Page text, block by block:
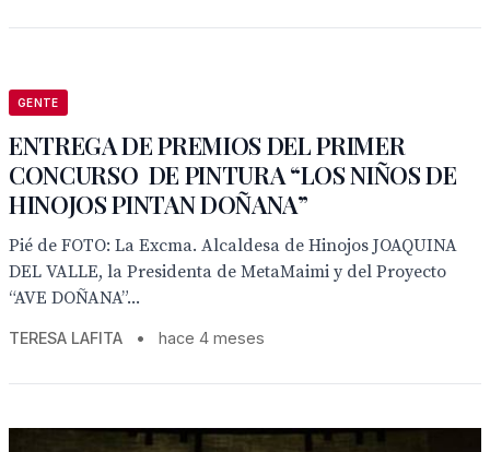
GENTE
ENTREGA DE PREMIOS DEL PRIMER
CONCURSO DE PINTURA “LOS NIÑOS DE
HINOJOS PINTAN DOÑANA”
Pié de FOTO: La Excma. Alcaldesa de Hinojos JOAQUINA
DEL VALLE, la Presidenta de MetaMaimi y del Proyecto
“AVE DOÑANA”...
TERESA LAFITA • hace 4 meses